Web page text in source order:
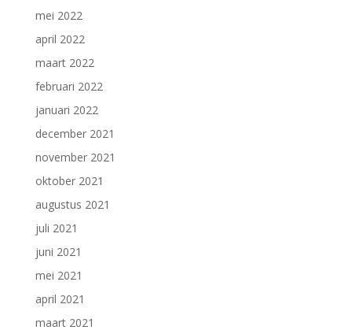
mei 2022
april 2022
maart 2022
februari 2022
januari 2022
december 2021
november 2021
oktober 2021
augustus 2021
juli 2021
juni 2021
mei 2021
april 2021
maart 2021